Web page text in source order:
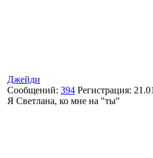
Джейди
Сообщений: 394 Регистрация:
Я Светлана, ко мне на "ты"